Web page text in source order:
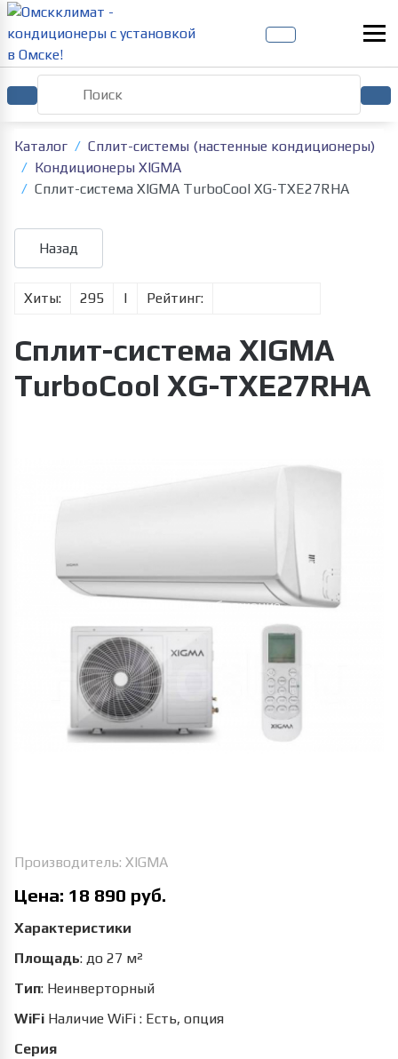
Каталог
Сплит-системы (настенные кондиционеры)
Кондиционеры XIGMA
Сплит-система XIGMA TurboCool XG-TXE27RHA
Хиты: 295 | Рейтинг:
Сплит-система XIGMA
TurboCool XG-TXE27RHA
Увеличить изображение
Производитель: XIGMA
Цена: 18 890 руб.
Характеристики
Площадь: до 27 м²
Тип: Неинверторный
WiFi Наличие WiFi : Есть, опция
Серия